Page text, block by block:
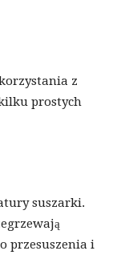
z
prostych
suszarki.
przesuszenia i